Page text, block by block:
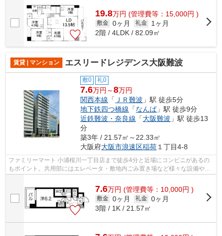
19.8万円 (管理費等：15,000円 )
敷金 0ヶ月 礼金
1ヶ月
2階 / 4LDK / 82.09㎡
賃貸 | マンション エスリードレジデンス大阪難波
敷0 礼0
7.6万円～8万円
関西本線 「 ＪＲ難波 」駅 徒歩5分
地下鉄四つ橋線 「なんば」駅 徒歩9分
近鉄難波・奈良線 「大阪難波 」駅 徒歩13
分
築3年 / 21.57㎡～22.33㎡
大阪府大阪市浪速区稲荷１丁目4-8
ファミリーマート 小浦桜川一丁目店まで徒歩4分と近場にコンビニがあるの
もポイント。共用部にはエレベータ・敷地内ごみ置き場など様々な設備やサ
7.6万円 (管理費等：10,000円 )
敷金 0ヶ月 礼金 0ヶ月
3階 / 1K / 21.57㎡